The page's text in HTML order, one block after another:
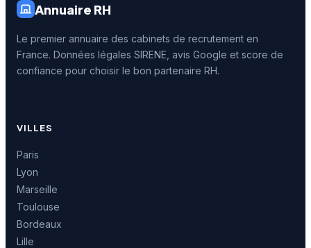
Annuaire RH
Le premier annuaire des cabinets de recrutement en
France. Données légales SIRENE, avis Google et score de
confiance pour choisir le bon partenaire RH.
VILLES
Paris
Lyon
Marseille
Toulouse
Bordeaux
Lille